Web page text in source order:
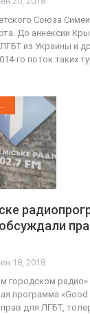
Союза
До аннексии
из Украины и
го поток таких
обсуждали
18, 2018
городском радио»
программа
для ЛГБТ,